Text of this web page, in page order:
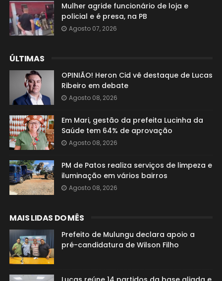
Mulher agride funcionário de loja e
policial e é presa, na PB
Agosto 07, 2026
ÚLTIMAS
OPINIÃO! Heron Cid vê destaque de Lucas
Ribeiro em debate
Agosto 08, 2026
Em Mari, gestão da prefeita Lucinha da
Saúde tem 64% de aprovação
Agosto 08, 2026
PM de Patos realiza serviços de limpeza e
iluminação em vários bairros
Agosto 08, 2026
MAIS LIDAS DO MÊS
Prefeito de Mulungu declara apoio a
pré-candidatura de Wilson Filho